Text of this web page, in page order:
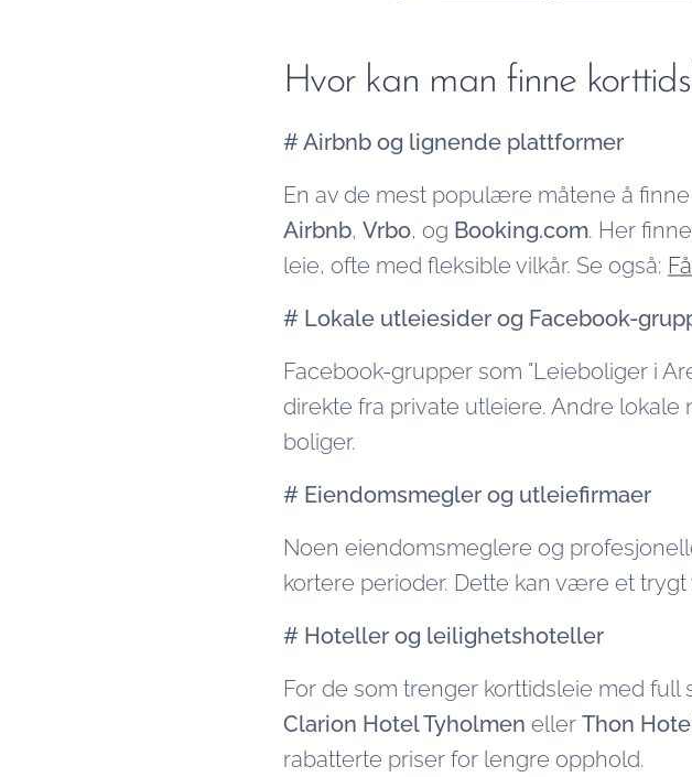
Hvor kan man finne
# Airbnb og lignende plattformer
En av de mest populære måtene å
Airbnb, Vrbo, og Booking.com. Her
leie, ofte med fleksible vilkår. Se også:
# Lokale utleiesider og Facebook-
Facebook-grupper som "Leieboliger i
direkte fra private utleiere. Andre
boliger.
# Eiendomsmegler og utleiefirmaer
Noen eiendomsmeglere og
kortere perioder. Dette kan være et
# Hoteller og leilighetshoteller
For de som trenger korttidsleie med
Clarion Hotel Tyholmen eller Thon
rabatterte priser for lengre opphold.